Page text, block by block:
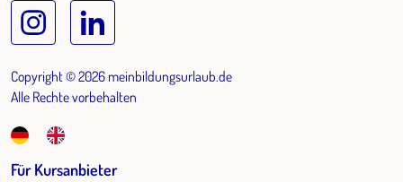
Copyright © 2026 meinbildungsurlaub.de
Alle Rechte vorbehalten
Für Kursanbieter